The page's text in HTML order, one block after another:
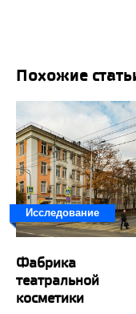
Похожие
Исследование
Фабрика
театральной
косметики